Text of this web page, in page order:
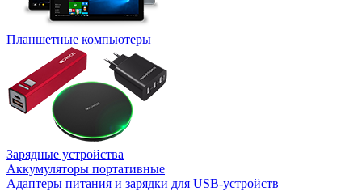
Планшетные компьютеры
Зарядные устройства
Аккумуляторы портативные
Адаптеры питания и зарядки для USB-устройств